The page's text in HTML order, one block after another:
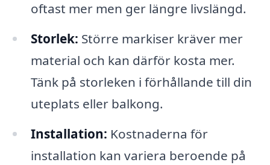
oftast mer men ger längre livslängd.
Storlek: Större markiser kräver mer
material och kan därför kosta mer.
Tänk på storleken i förhållande till din
uteplats eller balkong.
Installation: Kostnaderna för
installation kan variera beroende på